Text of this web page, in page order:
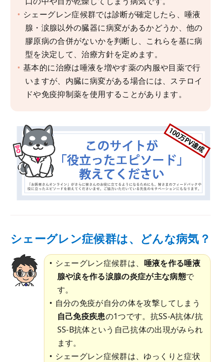
シェーグレン症候群では診断が確定したら、唾液
腺・涙腺以外の臓器に病変があるかどうか、他の
膠原病の合併がないかを判断し、これらを基に病
型を決定して、治療方針を定めます。
基本的に治療は唾液を増やす薬の内服や目薬で行
いますが、内臓に病変がある場合には、ステロイ
ドや免疫抑制薬を使用することがあります。
シェーグレン症候群は、どんな病気？
シェーグレン症候群は、 唾液を作る唾液
腺や涙を作る涙腺の炎症が主な病態で
す。
自分の免疫が自分の体を攻撃してしまう
自己免疫疾患の1つです。抗SS-A抗体/抗
SS-B抗体という自己抗体の出現がみられ
ます。
シェーグレン症候群は、ゆっくりと症状